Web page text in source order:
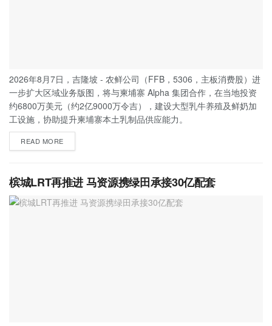
2026年8月7日，吉隆坡 - 农鲜公司（FFB，5306，主板消费股）进
一步扩大区域业务版图，将与柬埔寨 Alpha 集团合作，在当地投资
约6800万美元（约2亿9000万令吉），建设大型乳牛养殖及鲜奶加
工设施，协助提升柬埔寨本土乳制品供应能力。
READ MORE
槟城LRT再推进 马资源携绿田承接30亿配套